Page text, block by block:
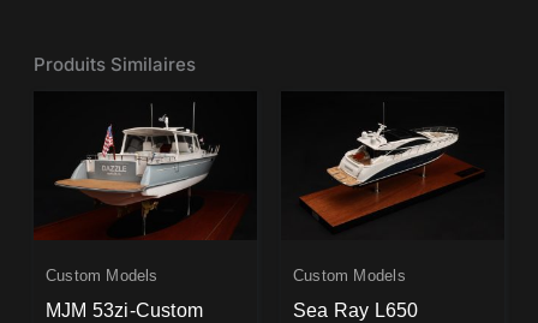
Produits Similaires
Custom Models
MJM 53zi-Custom
Custom Models
Sea Ray L650